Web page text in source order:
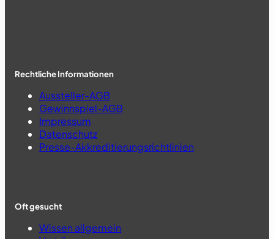
Rechtliche Informationen
Aussteller-AGB
Gewinnspiel-AGB
Impressum
Datenschutz
Presse-Akkreditierungsrichtlinien
Oft gesucht
Wissen allgemein